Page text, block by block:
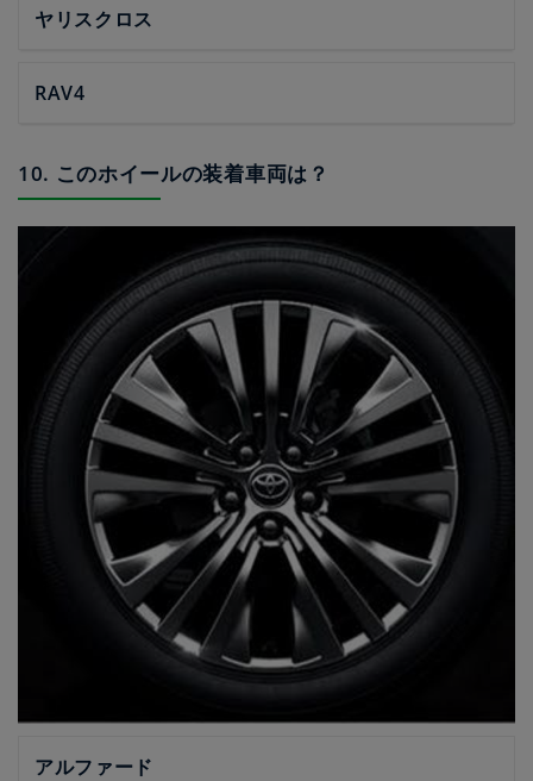
ヤリスクロス
RAV4
10. このホイールの装着車両は？
アルファード